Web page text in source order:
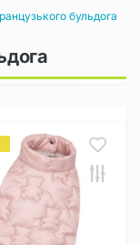
бульдога